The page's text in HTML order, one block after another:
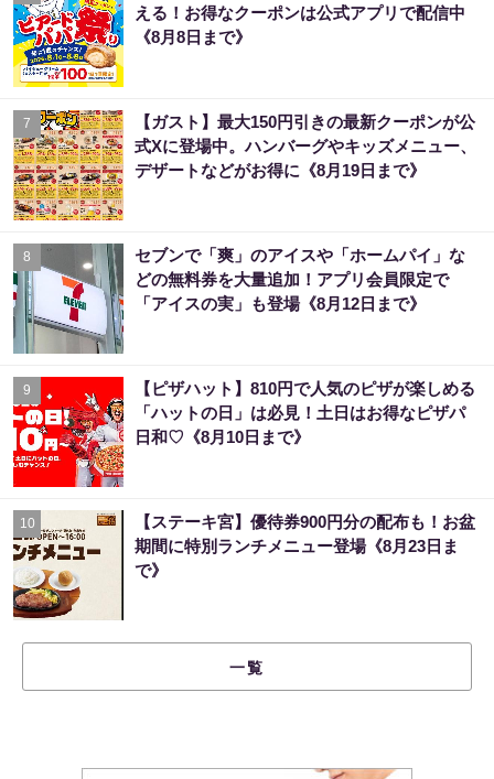
える！お得なクーポンは公式アプリで配信中
《8月8日まで》
7
【ガスト】最大150円引きの最新クーポンが公
式Xに登場中。ハンバーグやキッズメニュー、
デザートなどがお得に《8月19日まで》
8
セブンで「爽」のアイスや「ホームパイ」な
どの無料券を大量追加！アプリ会員限定で
「アイスの実」も登場《8月12日まで》
9
【ピザハット】810円で人気のピザが楽しめる
「ハットの日」は必見！土日はお得なピザパ
日和♡《8月10日まで》
10
【ステーキ宮】優待券900円分の配布も！お盆
期間に特別ランチメニュー登場《8月23日ま
で》
一覧